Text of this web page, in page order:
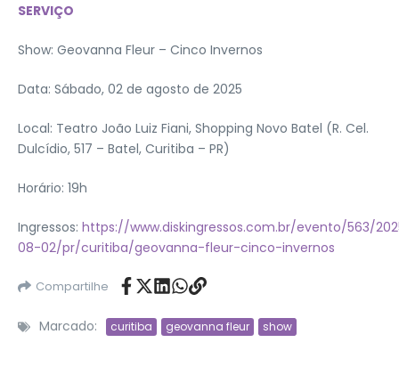
SERVIÇO
Show: Geovanna Fleur – Cinco Invernos
Data: Sábado, 02 de agosto de 2025
Local: Teatro João Luiz Fiani, Shopping Novo Batel (R. Cel.
Dulcídio, 517 – Batel, Curitiba – PR)
Horário: 19h
Ingressos: https://www.diskingressos.com.br/evento/563/
08-02/pr/curitiba/geovanna-fleur-cinco-invernos
Compartilhe
Marcado: curitiba geovanna fleur show